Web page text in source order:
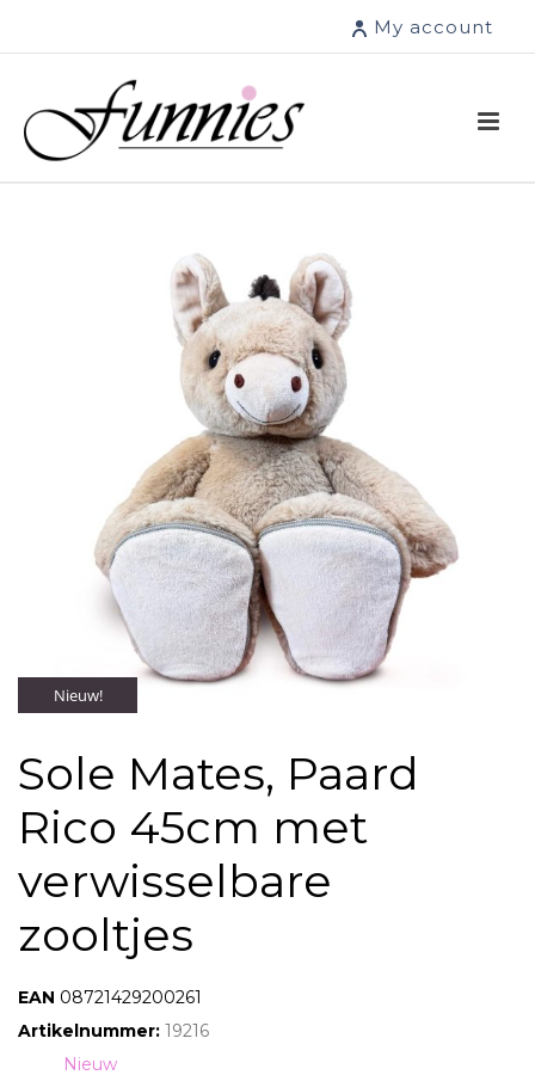
My account
Nieuw!
Sole Mates, Paard
Rico 45cm met
verwisselbare
zooltjes
EAN: 08721429200261
Artikelnummer: 19216
Nieuw